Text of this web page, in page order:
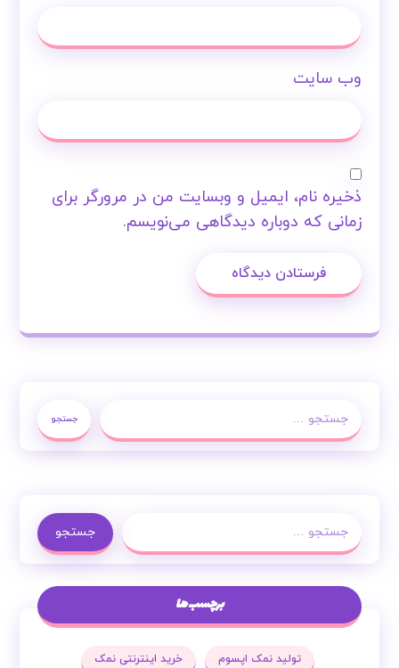
وب‌ سایت
ذخیره نام، ایمیل و وبسایت من در مرورگر برای
زمانی که دوباره دیدگاهی می‌نویسم.
فرستادن دیدگاه
جستجو
جستجو
برچسب ها
تولید نمک اپسوم خرید اینترنتی نمک